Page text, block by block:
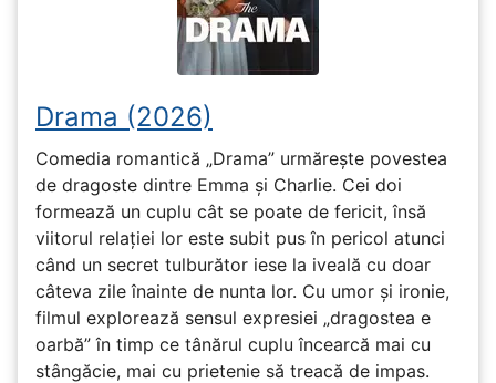
Drama (2026)
Comedia romantică „Drama” urmărește povestea
de dragoste dintre Emma și Charlie. Cei doi
formează un cuplu cât se poate de fericit, însă
viitorul relației lor este subit pus în pericol atunci
când un secret tulburător iese la iveală cu doar
câteva zile înainte de nunta lor. Cu umor și ironie,
filmul explorează sensul expresiei „dragostea e
oarbă” în timp ce tânărul cuplu încearcă mai cu
stângăcie, mai cu prietenie să treacă de impas.